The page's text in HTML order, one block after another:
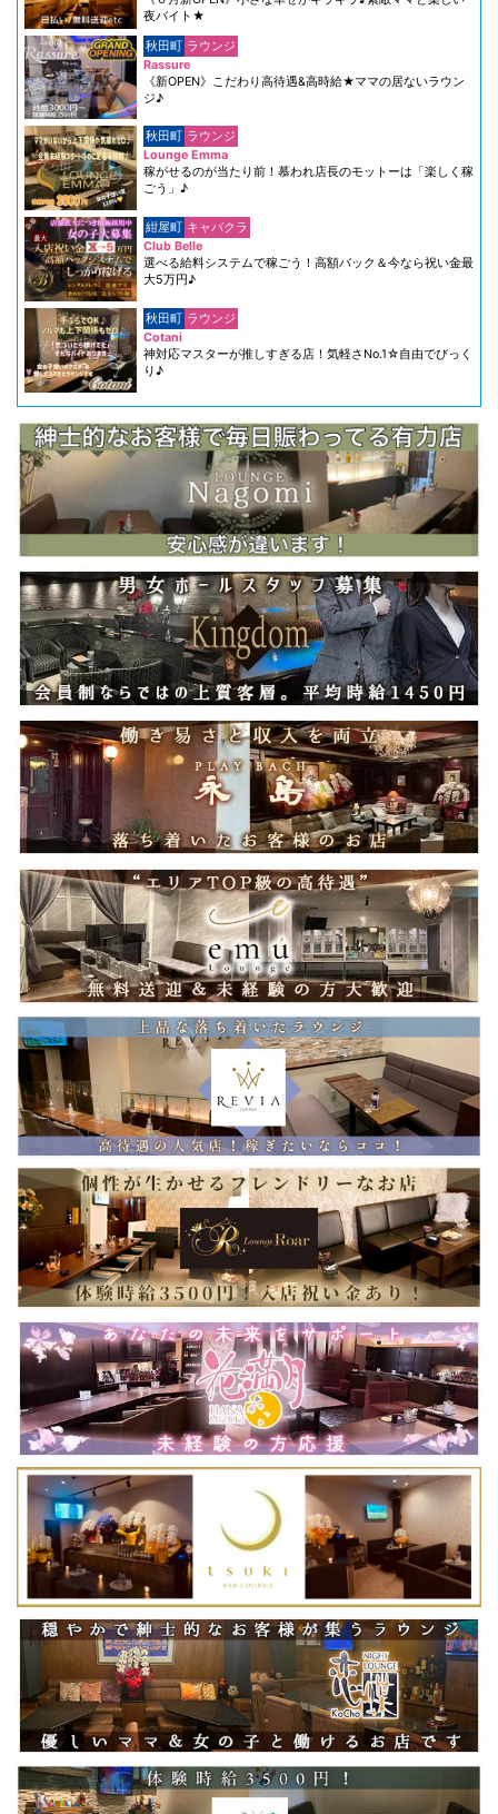
夜バイト★
秋田町 ラウンジ
Rassure
《新OPEN》こだわり高待遇&高時給★ママの居ないラウン
ジ♪
秋田町 ラウンジ
Lounge Emma
稼がせるのが当たり前！慕われ店長のモットーは「楽しく稼
ごう」♪
紺屋町 キャバクラ
Club Belle
選べる給料システムで稼ごう！高額バック＆今なら祝い金最
大5万円♪
秋田町 ラウンジ
Cotani
神対応マスターが推しすぎる店！気軽さNo.1☆自由でびっく
り♪